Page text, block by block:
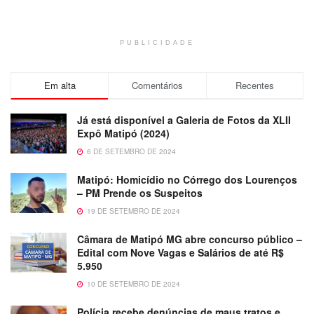
PUBLICIDADE
Em alta Comentários Recentes
Já está disponível a Galeria de Fotos da XLII
Expô Matipó (2024)
6 DE SETEMBRO DE 2024
Matipó: Homicídio no Córrego dos Lourenços
– PM Prende os Suspeitos
19 DE SETEMBRO DE 2024
Câmara de Matipó MG abre concurso público –
Edital com Nove Vagas e Salários de até R$
5.950
10 DE SETEMBRO DE 2024